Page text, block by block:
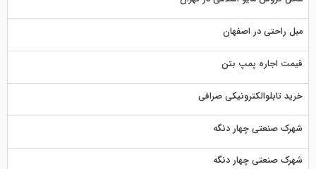
مبل راحتی در اصفهان
قیمت اجاره پمپ بتن
خرید تابلوالکترونیکی صرافی
شهرک صنعتی چهار دنگه
شهرک صنعتی چهار دنگه